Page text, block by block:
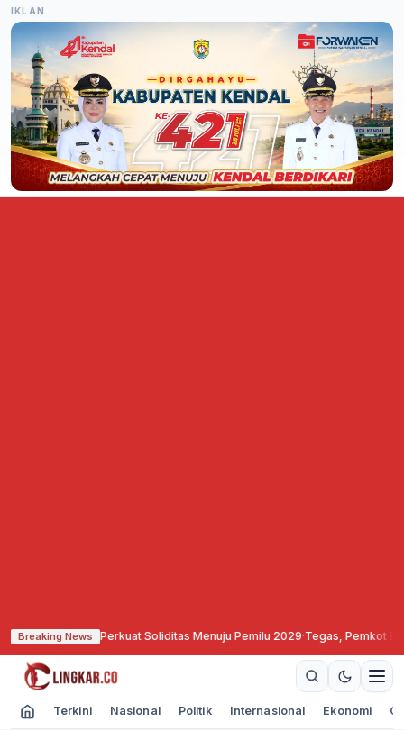
IKLAN
Breaking News
Semarang Perkuat Soliditas Menuju Pemilu 2029·Tegas, Pemkot
Terkini Nasional Politik Internasional Ekonomi